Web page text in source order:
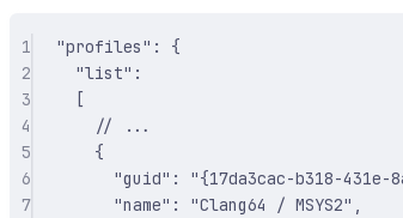
1 "profiles" : {
2
"list" :
3
[
4
// ...
5
{
6
"guid" : "{17da3cac-b318-431e-
7
"name" : "Clang64 / MSYS2" ,